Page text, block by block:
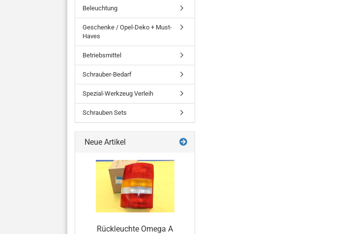
Beleuchtung
Geschenke / Opel-Deko + Must-
Haves
Betriebsmittel
Schrauber-Bedarf
Spezial-Werkzeug Verleih
Schrauben Sets
Neue Artikel
Rückleuchte Omega A